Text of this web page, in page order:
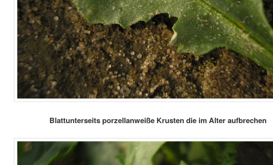
Blattunterseits porzellanweiße Krusten die im Alter aufbrechen